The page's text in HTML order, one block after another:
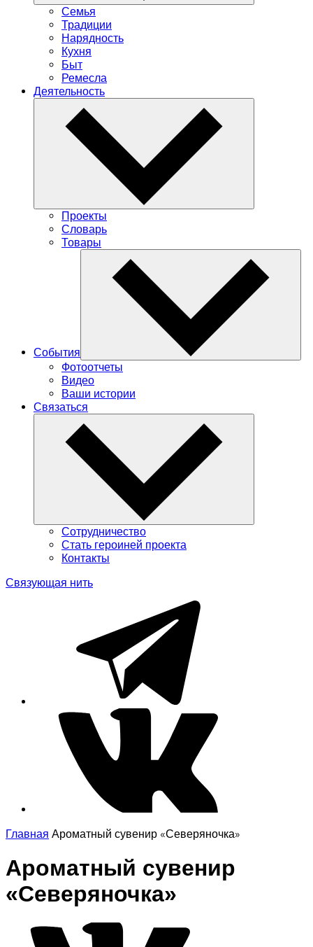
Семья
Традиции
Нарядность
Кухня
Быт
Ремесла
Деятельность
Проекты
Словарь
Товары
События
Фотоотчеты
Видео
Ваши истории
Связаться
Сотрудничество
Стать героиней проекта
Контакты
Связующая нить
Главная Ароматный сувенир «Северяночка»
Ароматный сувенир
«Северяночка»